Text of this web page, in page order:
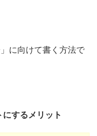
に向けて書く方法で
にするメリット